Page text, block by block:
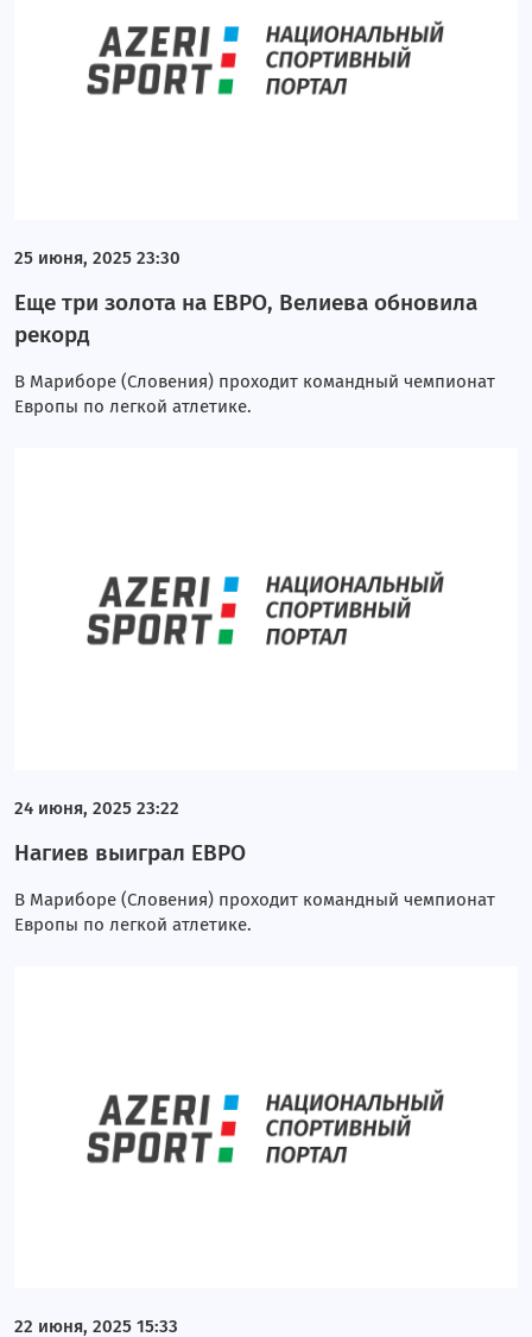
25 июня, 2025 23:30
Еще три золота на ЕВРО, Велиева обновила
рекорд
В Мариборе (Словения) проходит командный чемпионат
Европы по легкой атлетике.
24 июня, 2025 23:22
Нагиев выиграл ЕВРО
В Мариборе (Словения) проходит командный чемпионат
Европы по легкой атлетике.
22 июня, 2025 15:33